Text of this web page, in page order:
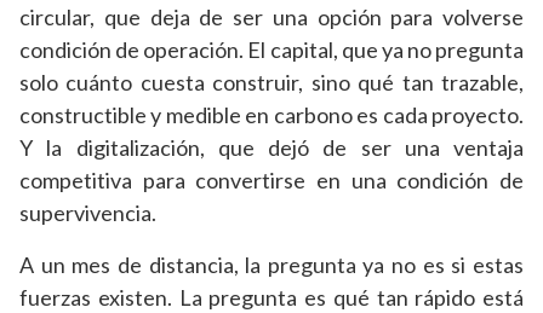
circular, que deja de ser una opción para volverse
condición de operación. El capital, que ya no pregunta
solo cuánto cuesta construir, sino qué tan trazable,
constructible y medible en carbono es cada proyecto.
Y la digitalización, que dejó de ser una ventaja
competitiva para convertirse en una condición de
supervivencia.
A un mes de distancia, la pregunta ya no es si estas
fuerzas existen. La pregunta es qué tan rápido está